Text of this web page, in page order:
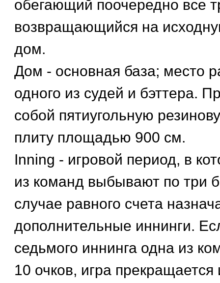
обегающий поочередно все
возвращающийся на
дом.
Дом - основная база; место
одного из судей и бэттера.
собой пятиугольную
плиту площадью 900 см.
Inning - игровой период, в
из команд выбывают по три
случае равного счета
дополнительные иннинги.
седьмого иннинга одна из
10 очков, игра прекращается